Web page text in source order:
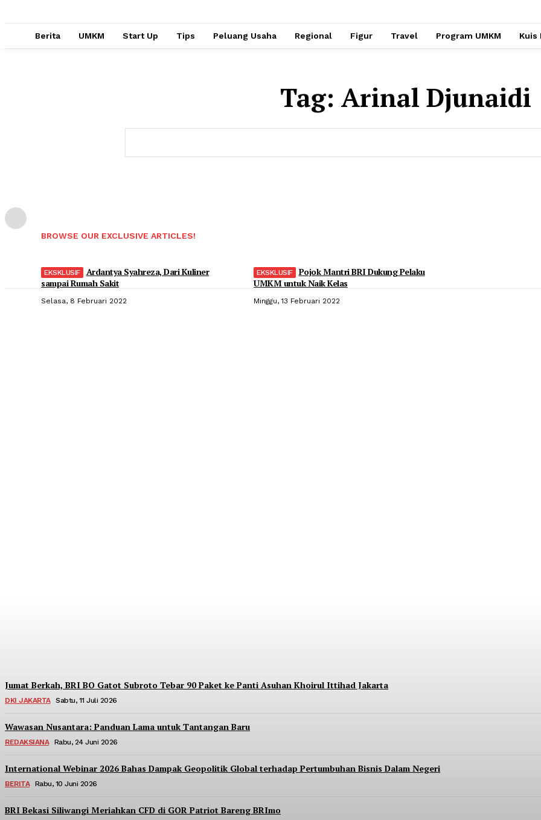
Berita UMKM Start Up Tips Peluang Usaha Regional Figur Travel Program UMKM Kuis
Tag: Arinal Djunaidi
BROWSE OUR EXCLUSIVE ARTICLES!
Ardantya Syahreza, Dari Kuliner
sampai Rumah Sakit
Selasa, 8 Februari 2022
Pojok Mantri BRI Dukung Pelaku
UMKM untuk Naik Kelas
Minggu, 13 Februari 2022
Jumat Berkah, BRI BO Gatot Subroto Tebar 90 Paket ke Panti Asuhan Khoirul Ittihad Jakarta
DKI JAKARTA Sabtu, 11 Juli 2026
Wawasan Nusantara: Panduan Lama untuk Tantangan Baru
REDAKSIANA Rabu, 24 Juni 2026
International Webinar 2026 Bahas Dampak Geopolitik Global terhadap Pertumbuhan Bisnis Dalam Negeri
BERITA Rabu, 10 Juni 2026
BRI Bekasi Siliwangi Meriahkan CFD di GOR Patriot Bareng BRImo